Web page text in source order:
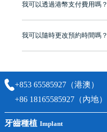
我可以透過港幣支付費用嗎？
我可以隨時更改預約時間嗎？
+853 65585927（港澳）
+86 18165585927（內地）
牙齒種植 Implant